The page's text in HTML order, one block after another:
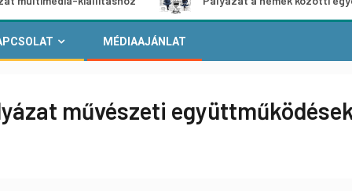
MÉDIAAJÁNLAT
művészeti